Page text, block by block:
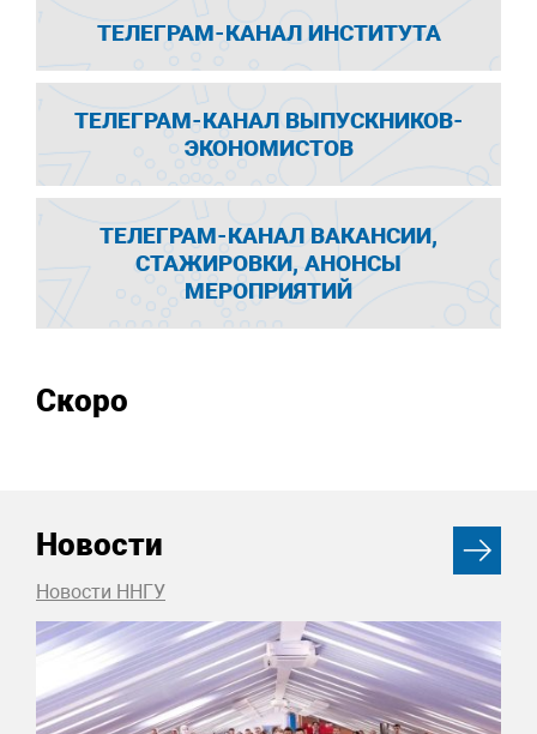
ТЕЛЕГРАМ-КАНАЛ ИНСТИТУТА
ТЕЛЕГРАМ-КАНАЛ ВЫПУСКНИКОВ-
ЭКОНОМИСТОВ
ТЕЛЕГРАМ-КАНАЛ ВАКАНСИИ,
СТАЖИРОВКИ, АНОНСЫ
МЕРОПРИЯТИЙ
Скоро
Новости
Новости ННГУ